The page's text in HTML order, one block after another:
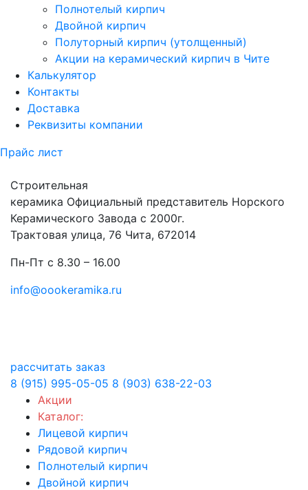
Полнотелый кирпич
Двойной кирпич
Полуторный кирпич (утолщенный)
Акции на керамический кирпич в Чите
Калькулятор
Контакты
Доставка
Реквизиты компании
Прайс лист
Строительная
керамика Официальный представитель Норского
Керамического Завода с 2000г.
Трактовая улица, 76 Чита, 672014
Пн-Пт с 8.30 – 16.00
info@oookeramika.ru
рассчитать заказ
8 (915) 995-05-05 8 (903) 638-22-03
Акции
Каталог:
Лицевой кирпич
Рядовой кирпич
Полнотелый кирпич
Двойной кирпич